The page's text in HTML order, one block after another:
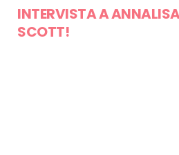
INTERVISTA A
SCOTT!